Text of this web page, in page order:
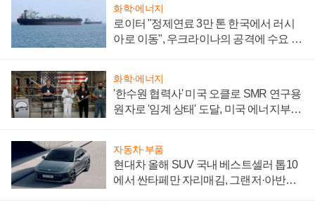
화학·에너지
로이터 "정제연료 3만 톤 한국에서 러시
아로 이동", 우크라이나의 공격에 수요 늘
화학·에너지
'한수원 협력사' 미국 오클로 SMR 연구용
원자로 '임계 상태' 도달, 미국 에너지부
자동차·부품
현대차 올해 SUV 국내 베스트셀러 톱10
에서 싼타페만 자리매김, 그랜저·아반떼